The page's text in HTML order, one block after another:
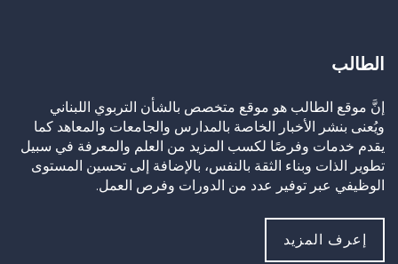
الطالب
إنَّ موقع الطالب هو موقع متخصص بالشأن التربوي اللبناني
ويُعنى بنشر الأخبار الخاصة بالمدارس والجامعات والمعاهد كما
يقدم خدمات وفرصًا لكسب المزيد من العلم والمعرفة في سبيل
تطوير الذات وبناء الثقة بالنفس، بالإضافة إلى تحسين المستوى
الوظيفي عبر توفير عدد من الدورات وفرص العمل.
إعرف المزيد